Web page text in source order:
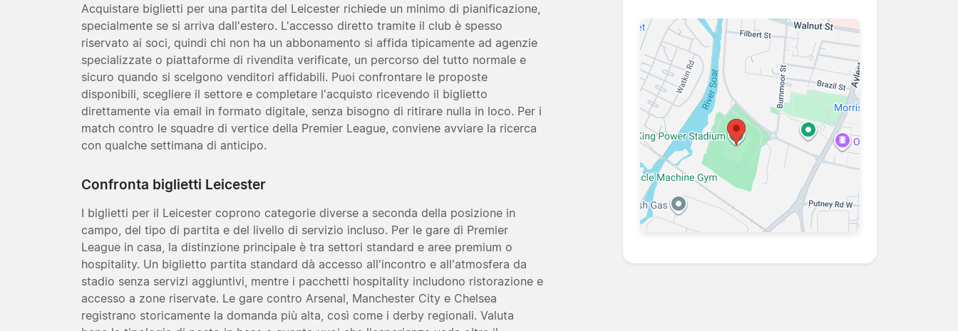
Acquistare biglietti per una partita del Leicester richiede un minimo di pianificazione,
specialmente se si arriva dall'estero. L'accesso diretto tramite il club è spesso
riservato ai soci, quindi chi non ha un abbonamento si affida tipicamente ad agenzie
specializzate o piattaforme di rivendita verificate, un percorso del tutto normale e
sicuro quando si scelgono venditori affidabili. Puoi confrontare le proposte
disponibili, scegliere il settore e completare l'acquisto ricevendo il biglietto
direttamente via email in formato digitale, senza bisogno di ritirare nulla in loco. Per i
match contro le squadre di vertice della Premier League, conviene avviare la ricerca
con qualche settimana di anticipo.
Confronta biglietti Leicester
I biglietti per il Leicester coprono categorie diverse a seconda della posizione in
campo, del tipo di partita e del livello di servizio incluso. Per le gare di Premier
League in casa, la distinzione principale è tra settori standard e aree premium o
hospitality. Un biglietto partita standard dà accesso all'incontro e all'atmosfera da
stadio senza servizi aggiuntivi, mentre i pacchetti hospitality includono ristorazione e
accesso a zone riservate. Le gare contro Arsenal, Manchester City e Chelsea
registrano storicamente la domanda più alta, così come i derby regionali. Valuta